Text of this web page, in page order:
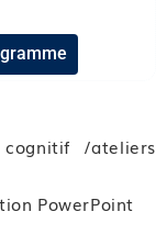
heures
par
cognitif /ateliers
PowerPoint